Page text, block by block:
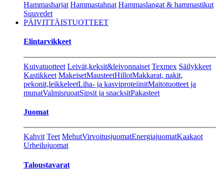
Hammasharjat Hammastahnat Hammaslangat & hammastikut
Suuvedet
PÄIVITTÄISTUOTTEET
Elintarvikkeet
Kuivatuotteet Leivät,keksit&leivonnaiset Texmex Säilykkeet
Kastikkeet MakeisetMausteetHillotMakkarat, nakit,
pekonit,leikkeleetLiha- ja kasviproteiinitMaitotuotteet ja
munatValmisruoatSipsit ja snacksitPakasteet
Juomat
Kahvit Teet MehutVirvoitusjuomatEnergiajuomatKaakaot
Urheilujuomat
Taloustavarat